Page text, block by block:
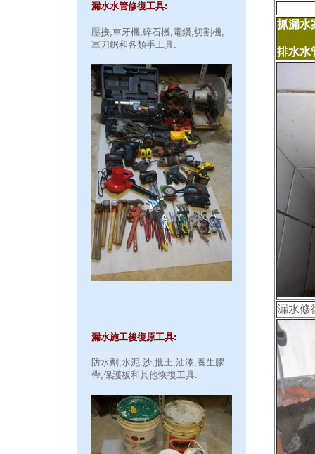
漏水水管修復工具:
壓接,車牙機,碎石機,電鑽,切割機,
軍刀鋸和各類手工具.
漏水施工後復原工具:
防水劑,水泥,沙,批土,油漆,養生膠
帶,保護板和其他恢復工具.
抓漏水
排水水
漏水修